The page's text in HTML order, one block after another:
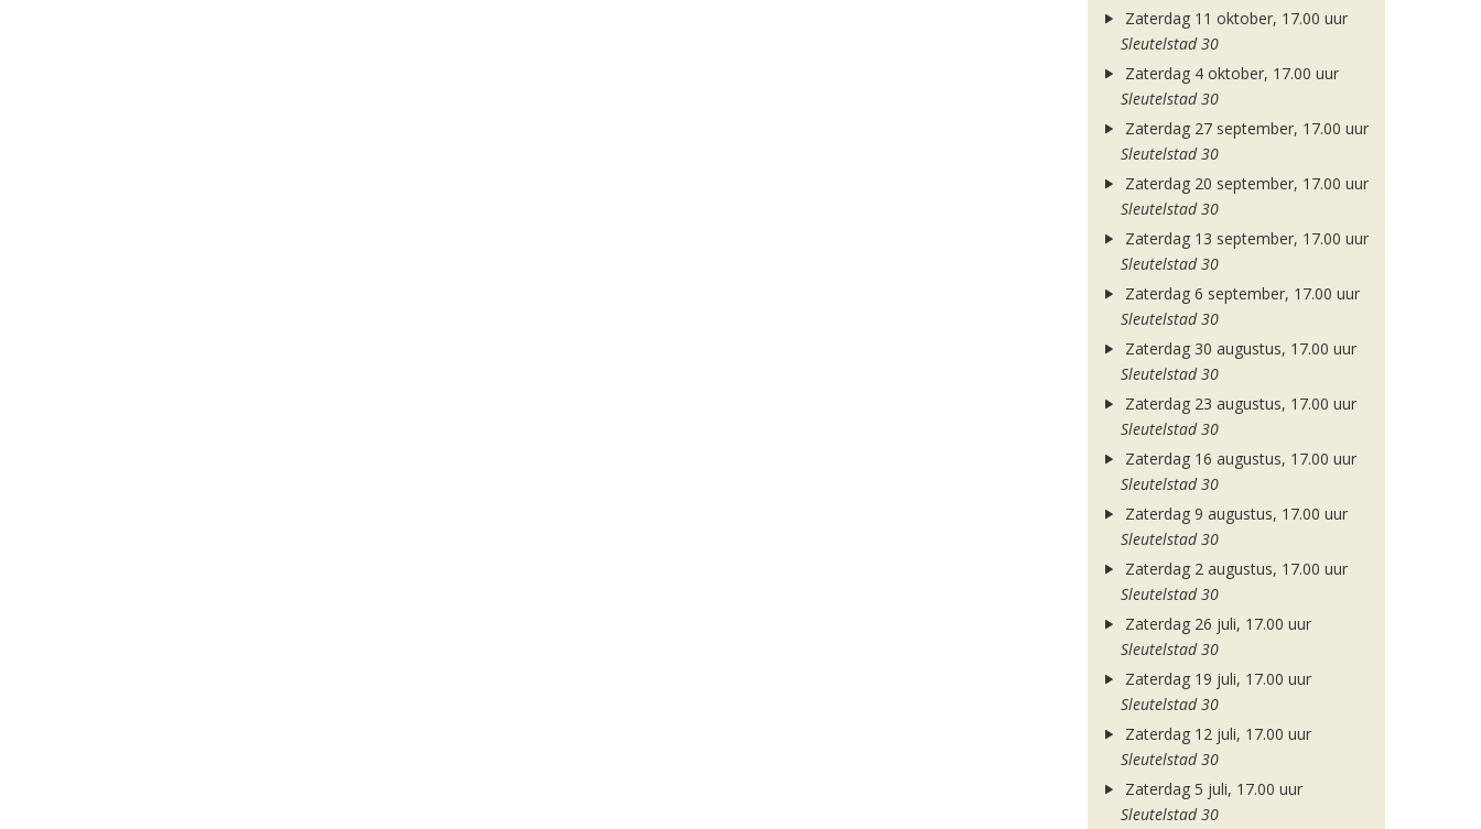
Zaterdag 11 oktober, 17.00 uur
Sleutelstad 30
Zaterdag 4 oktober, 17.00 uur
Sleutelstad 30
Zaterdag 27 september, 17.00 uur
Sleutelstad 30
Zaterdag 20 september, 17.00 uur
Sleutelstad 30
Zaterdag 13 september, 17.00 uur
Sleutelstad 30
Zaterdag 6 september, 17.00 uur
Sleutelstad 30
Zaterdag 30 augustus, 17.00 uur
Sleutelstad 30
Zaterdag 23 augustus, 17.00 uur
Sleutelstad 30
Zaterdag 16 augustus, 17.00 uur
Sleutelstad 30
Zaterdag 9 augustus, 17.00 uur
Sleutelstad 30
Zaterdag 2 augustus, 17.00 uur
Sleutelstad 30
Zaterdag 26 juli, 17.00 uur
Sleutelstad 30
Zaterdag 19 juli, 17.00 uur
Sleutelstad 30
Zaterdag 12 juli, 17.00 uur
Sleutelstad 30
Zaterdag 5 juli, 17.00 uur
Sleutelstad 30